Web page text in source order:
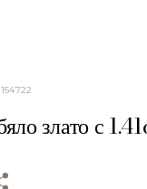
154722
злато с